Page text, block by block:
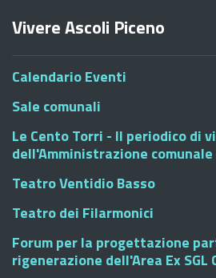
Vivere Ascoli Piceno
Calendario Eventi
Sale comunali
Le Cento Torri - Il periodico di
dell'Amministrazione comunale
Teatro Ventidio Basso
Teatro dei Filarmonici
Forum per la progettazione
rigenerazione dell'Area Ex SGL